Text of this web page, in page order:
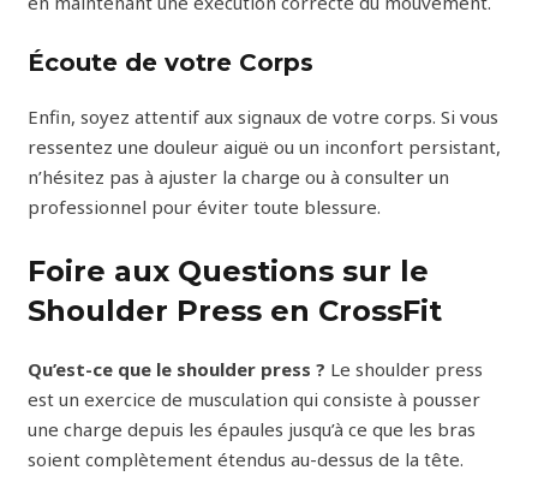
Écoute de votre Corps
Enfin, soyez attentif aux signaux de votre corps. Si vous
ressentez une douleur aiguë ou un inconfort persistant,
n’hésitez pas à ajuster la charge ou à consulter un
professionnel pour éviter toute blessure.
Foire aux Questions sur le
Shoulder Press en CrossFit
Qu’est-ce que le shoulder press ? Le shoulder press
est un exercice de musculation qui consiste à pousser
une charge depuis les épaules jusqu’à ce que les bras
soient complètement étendus au-dessus de la tête.